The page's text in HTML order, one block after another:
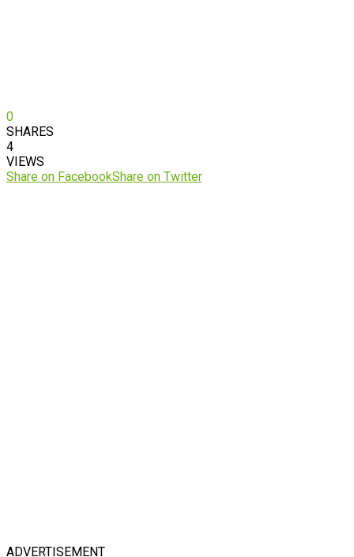
0
SHARES
4
VIEWS
Share on FacebookShare on Twitter
ADVERTISEMENT